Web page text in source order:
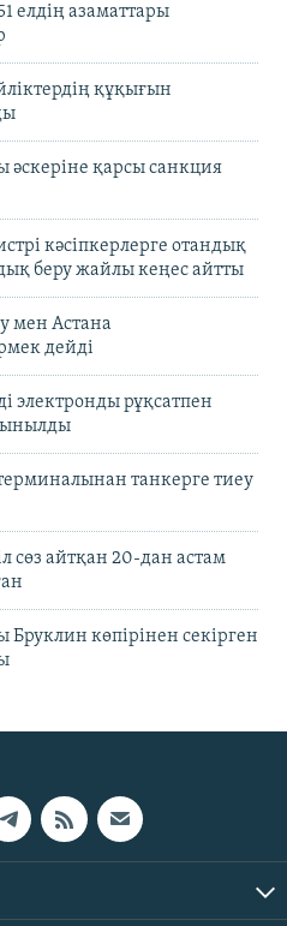
елдің азаматтары
құқығын
қарсы санкция
кәсіпкерлерге отандық
беру жайлы кеңес айтты
мен Астана
дейді
электронды рұқсатпен
танкерге тиеу
сөз айтқан 20-дан астам
көпірінен секірген